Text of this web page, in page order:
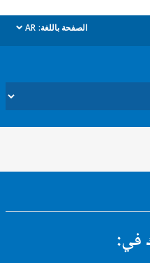
الصفحة باللغة: AR
dropdown